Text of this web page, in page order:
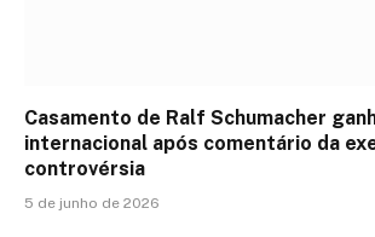
Casamento de Ralf Schumacher
internacional após comentário da
controvérsia
5 de junho de 2026